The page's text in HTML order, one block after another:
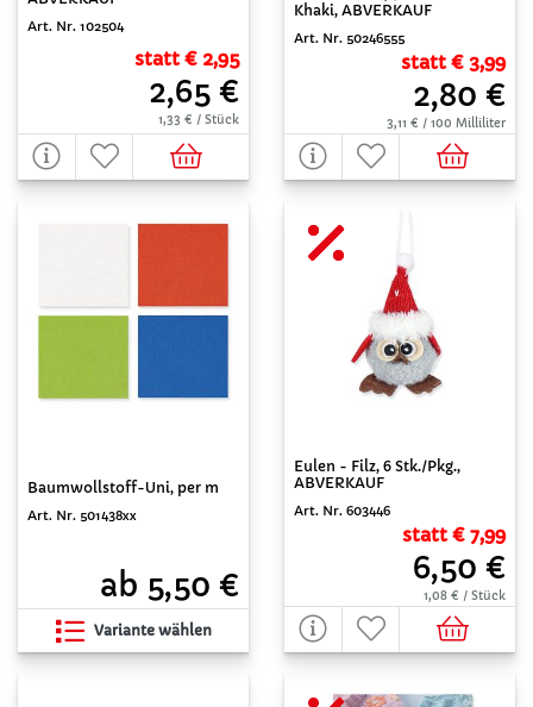
Art. Nr. 102504
statt € 2,95
2,65 €
1,33 € / Stück
Khaki, ABVERKAUF
Art. Nr. 50246555
statt € 3,99
2,80 €
3,11 € / 100 Milliliter
Baumwollstoff-Uni, per m
Art. Nr. 501438xx
ab 5,50 €
Variante wählen
Eulen - Filz, 6 Stk./Pkg.,
ABVERKAUF
Art. Nr. 603446
statt € 7,99
6,50 €
1,08 € / Stück